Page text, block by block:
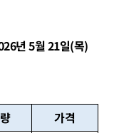
년5월21일(목)
가격